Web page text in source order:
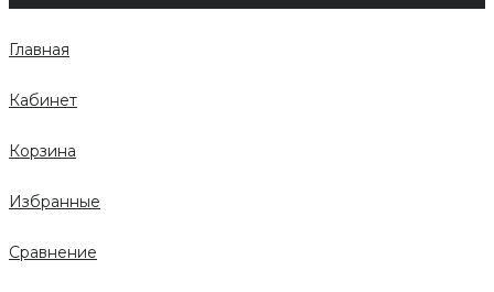
Главная
Кабинет
Корзина
Избранные
Сравнение